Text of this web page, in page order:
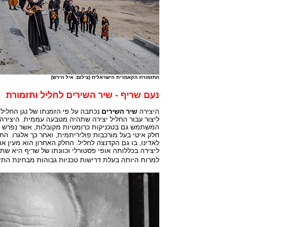
התזמורת הקאמרית הישראלית (צילום: איל הירש)
נעם שריף - שיר השירים לחליל ותזמורת
היצירה שיר השירים נכתבה על פי הזמנתו של נגן
ליצור עבור החליל יצירה שתהיה מטבעה עממית.
המשתמש גם בטכניקות כרומטיות מקובלות, אשר נפרש
חלק איטי בעל מורכבות פוליריתמית, ואחר כך אלגרו.
לאדינו, בו גם הקדנצה לחליל. החלק האחרון הוא מעין
ליצירה בכללותה אופי פסטורלי וכוונתו של שריף היא
למרות היותה בעלת דרישות טכניות גבוהות מבחינת